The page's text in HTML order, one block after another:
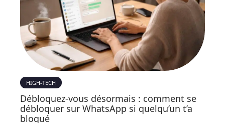
HIGH-TECH
Débloquez-vous désormais : comment se
débloquer sur WhatsApp si quelqu’un t’a
bloqué